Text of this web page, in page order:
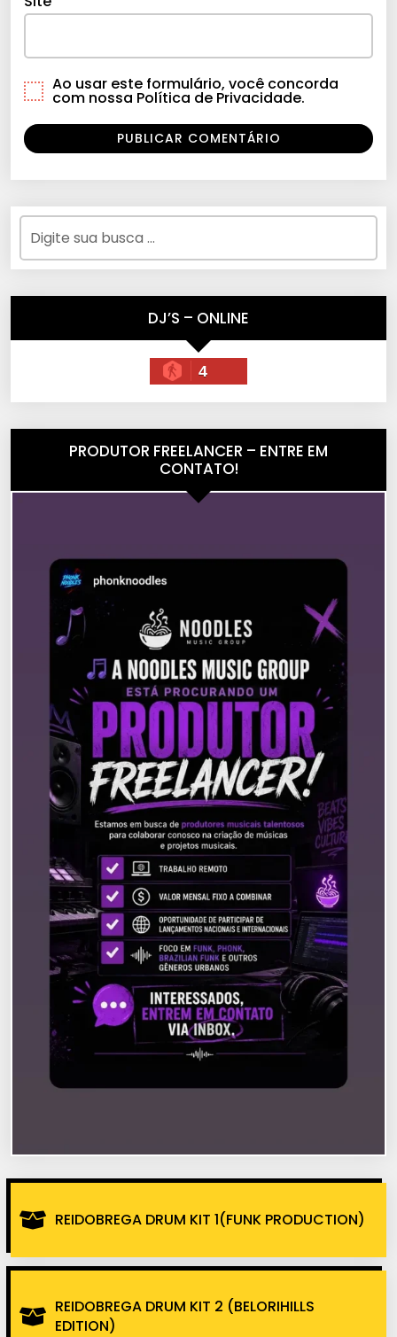
Ao usar este formulário, você concorda
com nossa Política de Privacidade.
DJ’S – ONLINE
4
PRODUTOR FREELANCER – ENTRE EM
CONTATO!
REIDOBREGA DRUM KIT 1(FUNK PRODUCTION)
REIDOBREGA DRUM KIT 2 (BELORIHILLS
EDITION)